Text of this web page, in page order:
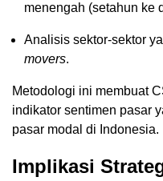
menengah (setahun ke
Analisis sektor-sektor
movers.
Metodologi ini membuat
indikator sentimen pasar
pasar modal di Indonesia.
Implikasi